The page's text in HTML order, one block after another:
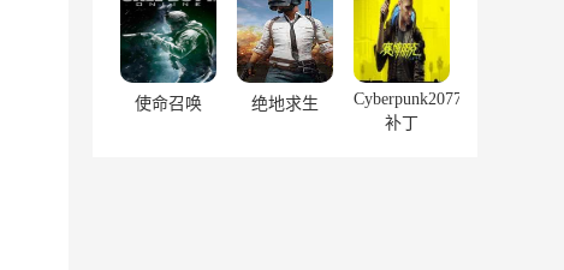
使命召唤 绝地求生
Cyberpunk2077
补丁